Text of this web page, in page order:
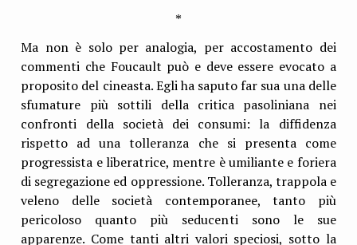
*
Ma non è solo per analogia, per accostamento dei
commenti che Foucault può e deve essere evocato a
proposito del cineasta. Egli ha saputo far sua una delle
sfumature più sottili della critica pasoliniana nei
confronti della società dei consumi: la diffidenza
rispetto ad una tolleranza che si presenta come
progressista e liberatrice, mentre è umiliante e foriera
di segregazione ed oppressione. Tolleranza, trappola e
veleno delle società contemporanee, tanto più
pericoloso quanto più seducenti sono le sue
apparenze. Come tanti altri valori speciosi, sotto la